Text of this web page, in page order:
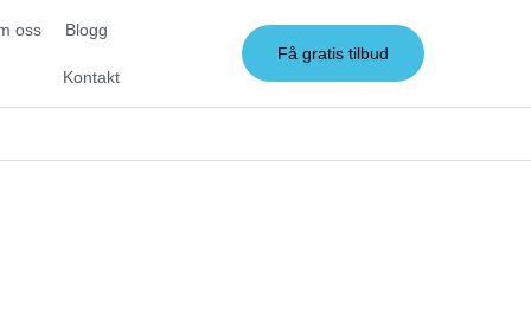
oss Blogg
Kontakt
Få gratis tilbud